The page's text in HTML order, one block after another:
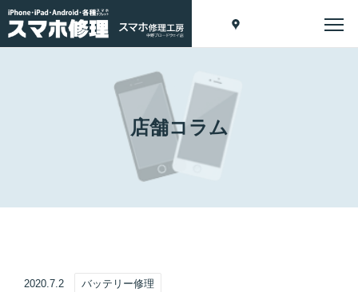
店舗コラム
2020.7.2 バッテリー修理